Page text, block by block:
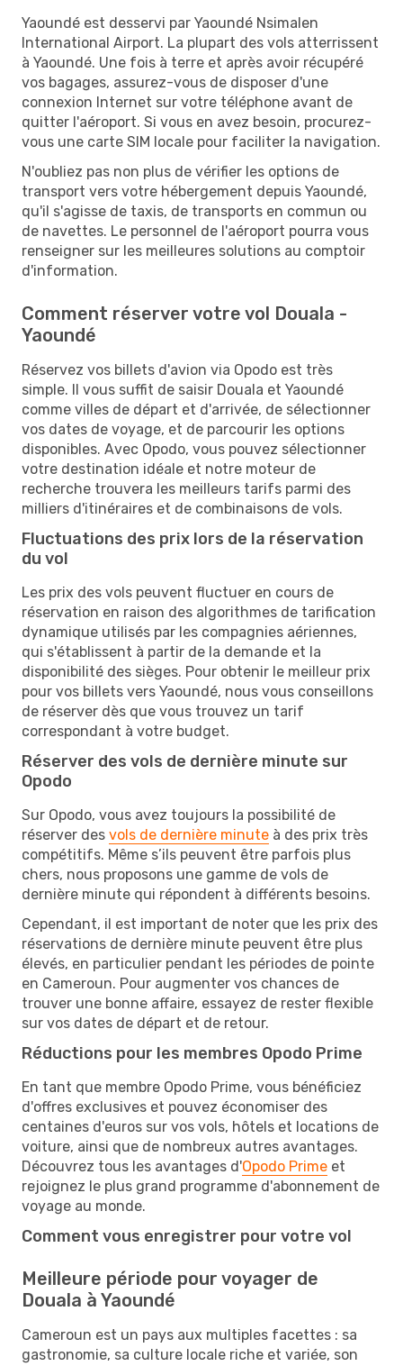
Yaoundé est desservi par Yaoundé Nsimalen
International Airport. La plupart des vols atterrissent
à Yaoundé. Une fois à terre et après avoir récupéré
vos bagages, assurez-vous de disposer d'une
connexion Internet sur votre téléphone avant de
quitter l'aéroport. Si vous en avez besoin, procurez-
vous une carte SIM locale pour faciliter la navigation.
N'oubliez pas non plus de vérifier les options de
transport vers votre hébergement depuis Yaoundé,
qu'il s'agisse de taxis, de transports en commun ou
de navettes. Le personnel de l'aéroport pourra vous
renseigner sur les meilleures solutions au comptoir
d'information.
Comment réserver votre vol Douala -
Yaoundé
Réservez vos billets d'avion via Opodo est très
simple. Il vous suffit de saisir Douala et Yaoundé
comme villes de départ et d'arrivée, de sélectionner
vos dates de voyage, et de parcourir les options
disponibles. Avec Opodo, vous pouvez sélectionner
votre destination idéale et notre moteur de
recherche trouvera les meilleurs tarifs parmi des
milliers d'itinéraires et de combinaisons de vols.
Fluctuations des prix lors de la réservation
du vol
Les prix des vols peuvent fluctuer en cours de
réservation en raison des algorithmes de tarification
dynamique utilisés par les compagnies aériennes,
qui s'établissent à partir de la demande et la
disponibilité des sièges. Pour obtenir le meilleur prix
pour vos billets vers Yaoundé, nous vous conseillons
de réserver dès que vous trouvez un tarif
correspondant à votre budget.
Réserver des vols de dernière minute sur
Opodo
Sur Opodo, vous avez toujours la possibilité de
réserver des vols de dernière minute à des prix très
compétitifs. Même s’ils peuvent être parfois plus
chers, nous proposons une gamme de vols de
dernière minute qui répondent à différents besoins.
Cependant, il est important de noter que les prix des
réservations de dernière minute peuvent être plus
élevés, en particulier pendant les périodes de pointe
en Cameroun. Pour augmenter vos chances de
trouver une bonne affaire, essayez de rester flexible
sur vos dates de départ et de retour.
Réductions pour les membres Opodo Prime
En tant que membre Opodo Prime, vous bénéficiez
d'offres exclusives et pouvez économiser des
centaines d'euros sur vos vols, hôtels et locations de
voiture, ainsi que de nombreux autres avantages.
Découvrez tous les avantages d'Opodo Prime et
rejoignez le plus grand programme d'abonnement de
voyage au monde.
Comment vous enregistrer pour votre vol
Meilleure période pour voyager de
Douala à Yaoundé
Cameroun est un pays aux multiples facettes : sa
gastronomie, sa culture locale riche et variée, son